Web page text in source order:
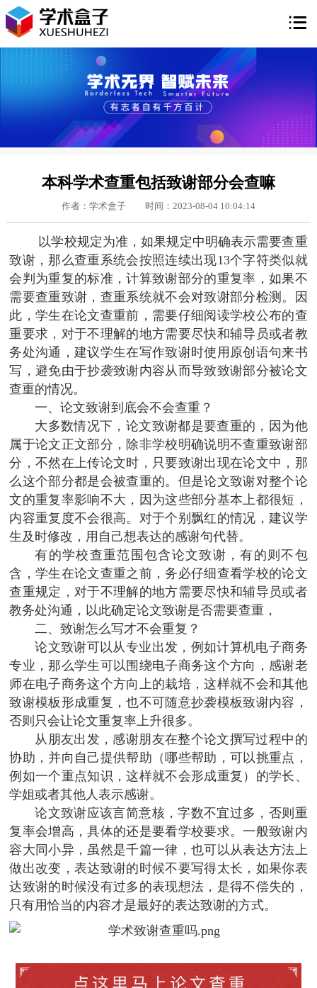

本科学术查重包括致谢部分会查嘛
作者：学术盒子 时间：2023-08-04 10:04:14
以学校规定为准，如果规定中明确表示需要查重
致谢，那么查重系统会按照连续出现13个字符类似就
会判为重复的标准，计算致谢部分的重复率，如果不
需要查重致谢，查重系统就不会对致谢部分检测。因
此，学生在论文查重前，需要仔细阅读学校公布的查
重要求，对于不理解的地方需要尽快和辅导员或者教
务处沟通，建议学生在写作致谢时使用原创语句来书
写，避免由于抄袭致谢内容从而导致致谢部分被论文
查重的情况。
一、论文致谢到底会不会查重？
大多数情况下，论文致谢都是要查重的，因为他
属于论文正文部分，除非学校明确说明不查重致谢部
分，不然在上传论文时，只要致谢出现在论文中，那
么这个部分都是会被查重的。但是论文致谢对整个论
文的重复率影响不大，因为这些部分基本上都很短，
内容重复度不会很高。对于个别飘红的情况，建议学
生及时修改，用自己想表达的感谢句代替。
有的学校查重范围包含论文致谢，有的则不包
含，学生在论文查重之前，务必仔细查看学校的论文
查重规定，对于不理解的地方需要尽快和辅导员或者
教务处沟通，以此确定论文致谢是否需要查重，
二、致谢怎么写才不会重复？
论文致谢可以从专业出发，例如计算机电子商务
专业，那么学生可以围绕电子商务这个方向，感谢老
师在电子商务这个方向上的栽培，这样就不会和其他
致谢模板形成重复，也不可随意抄袭模板致谢内容，
否则只会让论文重复率上升很多。
从朋友出发，感谢朋友在整个论文撰写过程中的
协助，并向自己提供帮助（哪些帮助，可以挑重点，
例如一个重点知识，这样就不会形成重复）的学长、
学姐或者其他人表示感谢。
论文致谢应该言简意核，字数不宜过多，否则重
复率会增高，具体的还是要看学校要求。一般致谢内
容大同小异，虽然是千篇一律，也可以从表达方法上
做出改变，表达致谢的时候不要写得太长，如果你表
达致谢的时候没有过多的表现想法，是得不偿失的，
只有用恰当的内容才是最好的表达致谢的方式。